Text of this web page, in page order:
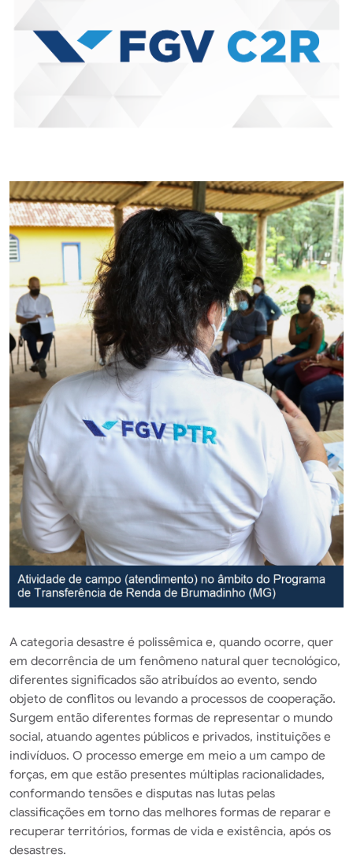
A categoria desastre é polissêmica e, quando ocorre, quer
em decorrência de um fenômeno natural quer tecnológico,
diferentes significados são atribuídos ao evento, sendo
objeto de conflitos ou levando a processos de cooperação.
Surgem então diferentes formas de representar o mundo
social, atuando agentes públicos e privados, instituições e
indivíduos. O processo emerge em meio a um campo de
forças, em que estão presentes múltiplas racionalidades,
conformando tensões e disputas nas lutas pelas
classificações em torno das melhores formas de reparar e
recuperar territórios, formas de vida e existência, após os
desastres.